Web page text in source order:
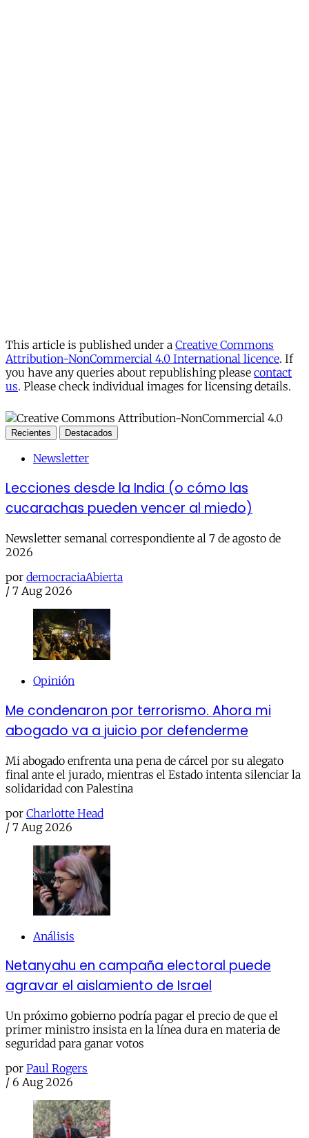
This article is published under a Creative Commons
Attribution-NonCommercial 4.0 International licence. If
you have any queries about republishing please contact
us. Please check individual images for licensing details.
Recientes Destacados
Newsletter
Lecciones desde la India (o cómo las
cucarachas pueden vencer al miedo)
Newsletter semanal correspondiente al 7 de agosto de
2026
por democraciaAbierta
/ 7 Aug 2026
Opinión
Me condenaron por terrorismo. Ahora mi
abogado va a juicio por defenderme
Mi abogado enfrenta una pena de cárcel por su alegato
final ante el jurado, mientras el Estado intenta silenciar la
solidaridad con Palestina
por Charlotte Head
/ 7 Aug 2026
Análisis
Netanyahu en campaña electoral puede
agravar el aislamiento de Israel
Un próximo gobierno podría pagar el precio de que el
primer ministro insista en la línea dura en materia de
seguridad para ganar votos
por Paul Rogers
/ 6 Aug 2026